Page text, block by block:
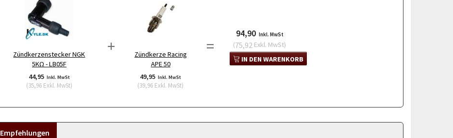
Zündkerzenstecker NGK
5KΩ - LB05F
44,95 Inkl. MwSt
(35,96Exkl. MwSt)
+
Zündkerze Racing
APE 50
49,95 Inkl. MwSt
(39,96 Exkl. MwSt)
=
94,90 Inkl. MwSt
(75,92 Exkl. MwSt)
IN DEN WARENKORB
Empfehlungen